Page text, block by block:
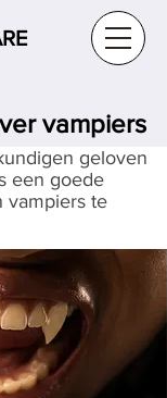
vampiers
geloven
een goede
vampiers te